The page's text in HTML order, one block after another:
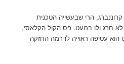
הרי שבעשייה הטכנית
חרג ולו במעט. פס הקול הקלאסי,
הוא עטיפה ראוייה לדרמה החזקה